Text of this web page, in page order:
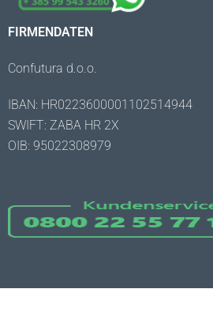
FIRMENDATEN
Confutura d.o.o.
IBAN: HR0223600001102514944
SWIFT: ZABA HR 2X
OIB: 95022308979